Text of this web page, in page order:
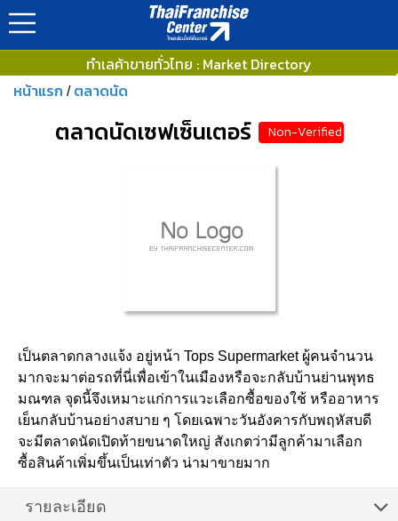
ทำเลค้าขายทั่วไทย : Market Directory
หน้าแรก / ตลาดนัด
ตลาดนัดเซฟเซ็นเตอร์ Non-Verified
เป็นตลาดกลางแจ้ง อยู่หน้า Tops Supermarket ผู้คนจำนวน
มากจะมาต่อรถที่นี่เพื่อเข้าในเมืองหรือจะกลับบ้านย่านพุทธ
มณฑล จุดนี้จึงเหมาะแก่การแวะเลือกซื้อของใช้ หรืออาหาร
เย็นกลับบ้านอย่างสบาย ๆ โดยเฉพาะวันอังคารกับพฤหัสบดี
จะมีตลาดนัดเปิดท้ายขนาดใหญ่ สังเกตว่ามีลูกค้ามาเลือก
ซื้อสินค้าเพิ่มขึ้นเป็นเท่าตัว น่ามาขายมาก
รายละเอียด